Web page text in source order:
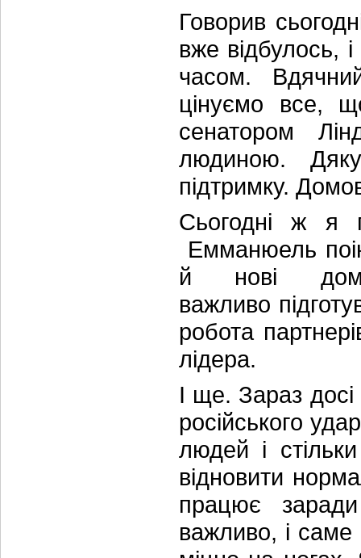
Говорив
вже відбулось,
часом.
цінуємо все,
сенатором
людиною.
підтримку.
Сьогодні ж я
Емманюель
й нові
важливо
робота
лідера.
І ще. Зараз
російського
людей і
відновити
працює
важливо, і